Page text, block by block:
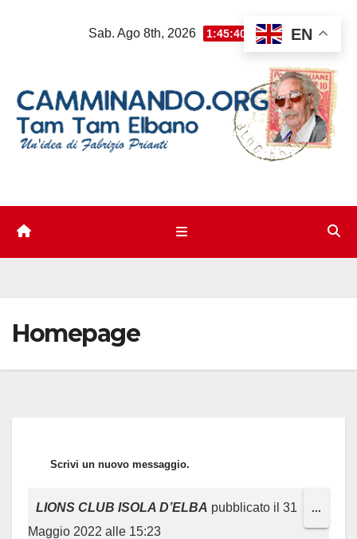
Sab. Ago 8th, 2026 1:45:41 AM
Homepage
LIONS CLUB ISOLA D’ELBA pubblicato il 31
Maggio 2022 alle 15:23
...
this
EN